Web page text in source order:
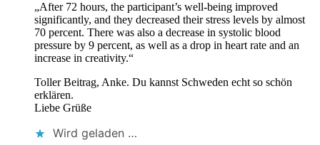
„After 72 hours, the participant’s well-being improved
significantly, and they decreased their stress levels by almost
70 percent. There was also a decrease in systolic blood
pressure by 9 percent, as well as a drop in heart rate and an
increase in creativity.“
Toller Beitrag, Anke. Du kannst Schweden echt so schön
erklären.
Liebe Grüße
Wird geladen …